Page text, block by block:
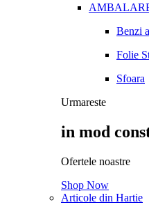
Benzi
Folie
Sfoara
Urmareste
in mod
Ofertele noastre
Shop Now
Articole din Hartie